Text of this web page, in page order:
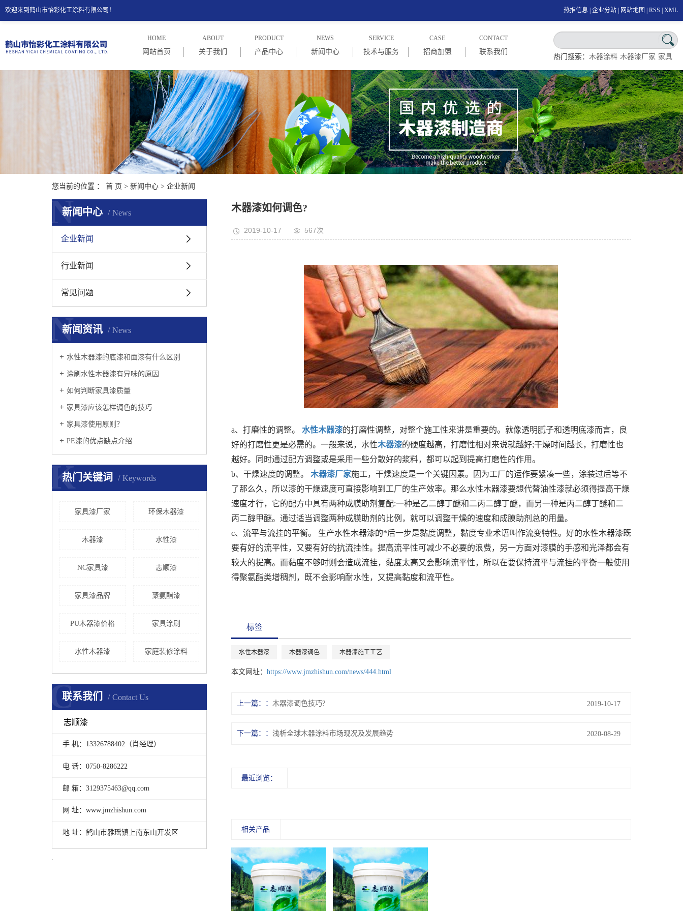
欢迎来到鹤山市怡彩化工涂料有限公司！ 热推信息 企业分站 网站地图 RSS XML
HOME
网站首页
ABOUT
关于我们
公司介绍
公司理念
PRODUCT
产品中心
PU木器漆系列
PE木器漆系列
UV漆系列
NC漆系列
水性漆系列
NEWS
新闻中心
企业新闻
行业新闻
常见问题
SERVICE
技术与服务
技术与服务
CASE
招商加盟
招商信息
加盟商家
CONTACT
联系我们
热门搜索：木器涂料 木器漆厂家 家具
漆厂家
您当前的位置 ： 首 页 > 新闻中心 > 企业新闻
新闻中心 News
N
企业新闻
行业新闻
常见问题
新闻资讯 News
N
水性木器漆的底漆和面漆有什么区别
涂刷水性木器漆有异味的原因
如何判断家具漆质量
家具漆应该怎样调色的技巧
家具漆使用原则？
PE漆的优点缺点介绍
热门关键词 Keywords
K
家具漆厂家 环保木器漆
木器漆 水性漆
NC家具漆 志顺漆
家具漆品牌 聚氨酯漆
PU木器漆价格 家具涂刷
水性木器漆 家庭装修涂料
联系我们 Contact Us
C
志顺漆
手 机：13326788402（肖经理）
电 话：0750-8286222
邮 箱：3129375463@qq.com
网 址：www.jmzhishun.com
地 址：鹤山市雅瑶镇上南东山开发区
木器漆如何调色?
2019-10-17 567次
a、打磨性的调整。 水性木器漆的打磨性调整，对整个施工性来讲是重要的。就像透明腻子和透明底漆而言，良
好的打磨性更是必需的。一般来说，水性木器漆的硬度越高，打磨性相对来说就越好;干燥时间越长，打磨性也
越好。同时通过配方调整或是采用一些分散好的浆料，都可以起到提高打磨性的作用。
b、干燥速度的调整。 木器漆厂家施工，干燥速度是一个关键因素。因为工厂的运作要紧凑一些，涂装过后等不
了那么久，所以漆的干燥速度可直接影响到工厂的生产效率。那么水性木器漆要想代替油性漆就必须得提高干燥
速度才行，它的配方中具有两种成膜助剂复配:一种是乙二醇丁醚和二丙二醇丁醚，而另一种是丙二醇丁醚和二
丙二醇甲醚。通过适当调整两种成膜助剂的比例，就可以调整干燥的速度和成膜助剂总的用量。
c、流平与流挂的平衡。 生产水性木器漆的*后一步是黏度调整，黏度专业术语叫作流变特性。好的水性木器漆既
要有好的流平性，又要有好的抗流挂性。提高流平性可减少不必要的浪费，另一方面对漆膜的手感和光泽都会有
较大的提高。而黏度不够时则会造成流挂，黏度太高又会影响流平性，所以在要保持流平与流挂的平衡一般使用
得聚氨酯类增稠剂，既不会影响耐水性，又提高黏度和流平性。
标签
水性木器漆 木器漆调色 木器漆施工工艺
本文网址： https://www.jmzhishun.com/news/444.html
上一篇： 木器漆调色技巧? 2019-10-17
下一篇： 浅析全球木器涂料市场现况及发展趋势 2020-08-29
最近浏览：
相关产品